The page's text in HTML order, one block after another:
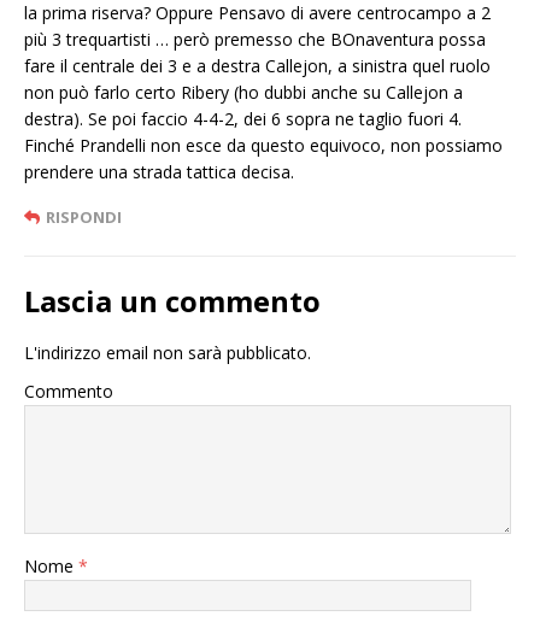
la prima riserva? Oppure Pensavo di avere centrocampo a 2
più 3 trequartisti … però premesso che BOnaventura possa
fare il centrale dei 3 e a destra Callejon, a sinistra quel ruolo
non può farlo certo Ribery (ho dubbi anche su Callejon a
destra). Se poi faccio 4-4-2, dei 6 sopra ne taglio fuori 4.
Finché Prandelli non esce da questo equivoco, non possiamo
prendere una strada tattica decisa.
RISPONDI
Lascia un commento
L'indirizzo email non sarà pubblicato.
Commento
Nome *